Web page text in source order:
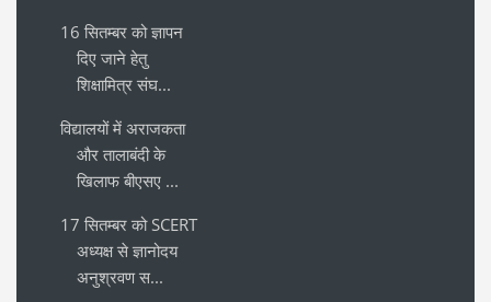
16 सितम्बर को ज्ञापन
दिए जाने हेतु
शिक्षामित्र संघ...
विद्यालयों में अराजकता
और तालाबंदी के
खिलाफ बीएसए ...
17 सितम्बर को SCERT
अध्यक्ष से ज्ञानोदय
अनुश्रवण स...